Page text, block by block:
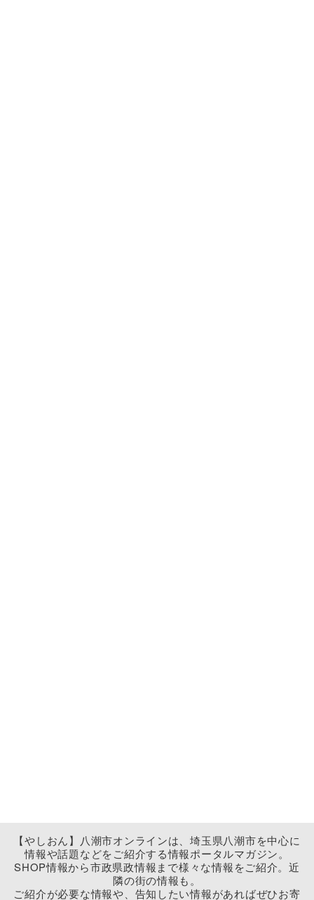
【やしおん】八潮市オンラインは、埼玉県八潮市を中心に
情報や話題などをご紹介する情報ポータルマガジン。
SHOP情報から市政県政情報まで様々な情報をご紹介。近
隣の街の情報も。
ご紹介が必要な情報や、告知したい情報があればぜひお寄